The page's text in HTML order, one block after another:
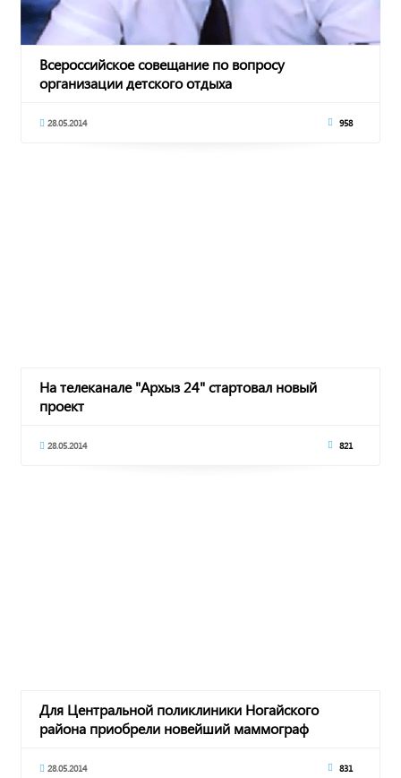
Всероссийское совещание по вопросу
организации детского отдыха
28.05.2014 958
На телеканале "Архыз 24" стартовал новый
проект
28.05.2014 821
Для Центральной поликлиники Ногайского
района приобрели новейший маммограф
28.05.2014 831